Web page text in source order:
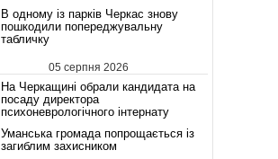
В одному із парків Черкас знову
пошкодили попереджувальну
табличку
05 серпня 2026
На Черкащині обрали кандидата на
посаду директора
психоневрологічного інтернату
Уманська громада попрощається із
загиблим захисником